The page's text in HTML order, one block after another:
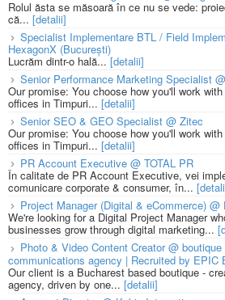
Rolul ăsta se măsoară în ce nu se vede:
că... [detalii]
Specialist Implementare BTL / Field
HexagonX (București)
Lucrăm dintr-o hală...[detalii]
Senior Performance Marketing Specialist
Our promise: You choose how you'll work
offices in Timpuri... [detalii]
Senior SEO & GEO Specialist @ Zitec
Our promise: You choose how you'll work
offices in Timpuri... [detalii]
PR Account Executive @ TOTAL PR
În calitate de PR Account Executive, vei
comunicare corporate & consumer, în...
Project Manager (Digital & eCommerce) @
We're looking for a Digital Project Manager
businesses grow through digital marketing...
Photo & Video Content Creator @
communications agency | Recruited by EPIC
Our client is a Bucharest based boutique -
agency, driven by one... [detalii]